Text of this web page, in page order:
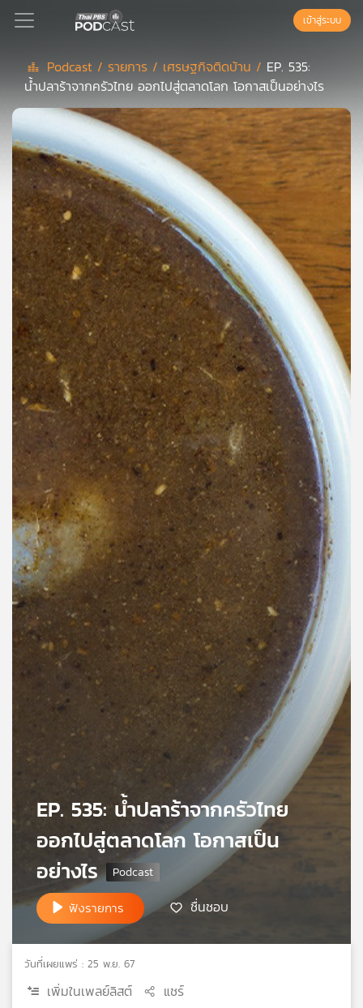
Podcast
เพล
ย์
สต์
แนะนำ
เพล
ย์
ลิ
สต์
ของ
คุณ
เพลง
บทความ
ข่าว
และ
กิจกรรม
เกี่ยว
กับ
เครือ
ข่าย
วิทยุ
พี
แผนที่
เครือ
ข่าย
เข้าสู่ระบบ
Podcast / รายการ / เศรษฐกิจติดบ้าน / EP. 535:
น้ำปลาร้าจากครัวไทย ออกไปสู่ตลาดโลก โอกาสเป็นอย่างไร
EP. 535: น้ำปลาร้าจากครัวไทย
ออกไปสู่ตลาดโลก โอกาสเป็น
อย่างไร
ฟังรายการ ชื่นชอบ
วันที่เผยแพร่ : 25 พ.ย. 67
เพิ่มในเพลย์ลิสต์ แชร์